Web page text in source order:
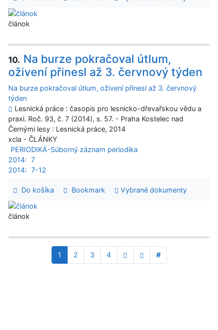
článok
10. Na burze pokračoval útlum,
oživení přinesl až 3. červnový týden
Na burze pokračoval útlum, oživení přinesl až 3. červnový
týden
Lesnická práce : časopis pro lesnicko-dřevařskou vědu a
praxi. Roč. 93, č. 7 (2014), s. 57. - Praha Kostelec nad
Černými lesy : Lesnická práce, 2014
xcla - ČLÁNKY
PERIODIKÁ-Súborný záznam periodika
2014: 7
2014: 7-12
Do košíka Bookmark Vybrané dokumenty
článok
1 2 3 4 #